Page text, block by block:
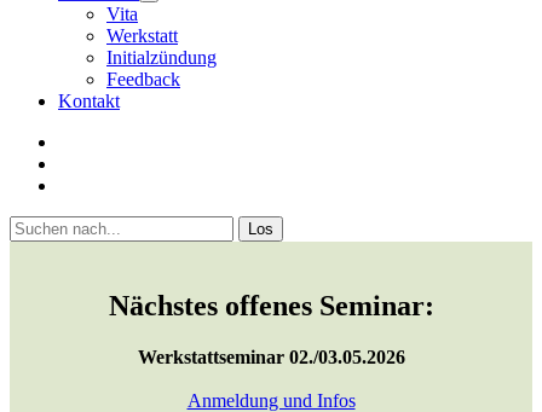
open
Vita
Werkstatt
Initialzündung
Feedback
Kontakt
Sidebar
Suchen
Nächstes offenes Seminar:
Werkstattseminar 02./03.05.2026
Anmeldung und Infos